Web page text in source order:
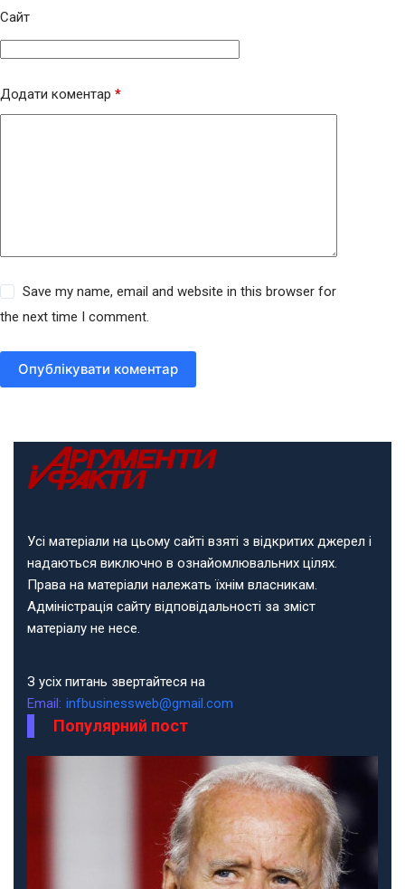
Сайт
Додати коментар *
Save my name, email and website in this browser for
the next time I comment.
Опублікувати коментар
Усі матеріали на цьому сайті взяті з відкритих джерел і
надаються виключно в ознайомлювальних цілях.
Права на матеріали належать їхнім власникам.
Адміністрація сайту відповідальності за зміст
матеріалу не несе.
З усіх питань звертайтеся на
Email: infbusinessweb@gmail.com
Популярний пост